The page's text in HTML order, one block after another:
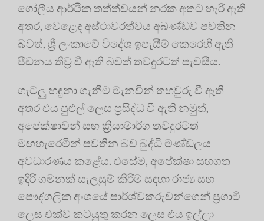
ගෝලීය ආර්ථික තත්ත්වයන් නරක අතට හැරී ඇති
අතර, වෙළෙඳ අස්ථාවරත්වය අඛණ්ඩව පවතින
බවත්, ශ්‍රී ලංකාවේ විදේශ ඉපැයීම් කෙරෙහි ඇති
පීඩනය තීව්‍ර වී ඇති බවත් තවදුරටත් පැවසීය.
ගැටලු හඳුනා ගැනීම මැනවින් තහවුරු වී ඇති
අතර එය පුළුල් ලෙස ප්‍රසිද්ධ වී ඇති නමුත්,
අපේක්ෂාවන් සහ ක්‍රියාමාර්ග තවදුරටත්
මඟහැරෙමින් පවතින බව බුද්ධි මණ්ඩලය
අවධාරණය කළේය. එසේම, අපේක්ෂා සහගත
ඉදිරි ගමනක් සැලසුම් කිරීම සඳහා රාජ්‍ය සහ
පෞද්ගලික අංශයේ පාර්ශ්වකරුවන්ගෙන් ප්‍රගාමී
ලෙස එක්ව කටයුතු කරන ලෙස එය ඉල්ලා